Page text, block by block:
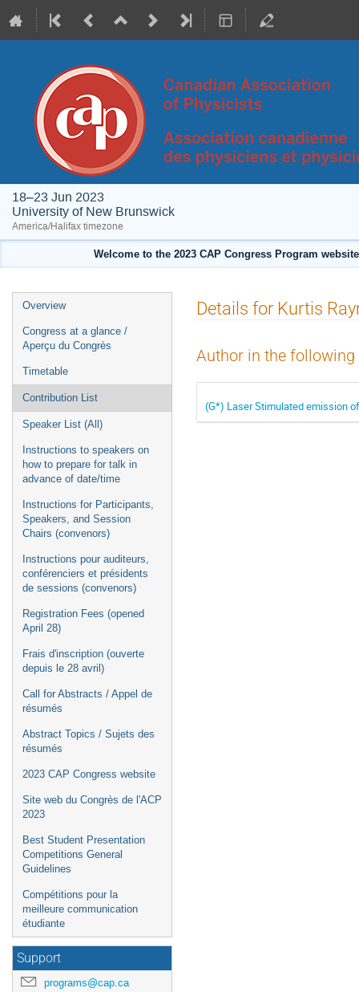
18–23 Jun 2023
University of New Brunswick
America/Halifax timezone
Welcome to the 2023 CAP Congress Program
Event
menu
Overview
Congress at a glance /
Aperçu du Congrès
Timetable
Contribution List
Speaker List (All)
Instructions to speakers on
how to prepare for talk in
advance of date/time
Instructions for Participants,
Speakers, and Session
Chairs (convenors)
Instructions pour auditeurs,
conférenciers et présidents
de sessions (convenors)
Registration Fees (opened
April 28)
Frais d'inscription (ouverte
depuis le 28 avril)
Call for Abstracts / Appel de
résumés
Abstract Topics / Sujets des
résumés
2023 CAP Congress website
Site web du Congrès de l'ACP
2023
Best Student Presentation
Competitions General
Guidelines
Compétitions pour la
meilleure communication
étudiante
Support
programs@cap.ca
Details for Kurtis
Author in the
(G*) Laser Stimulated emission